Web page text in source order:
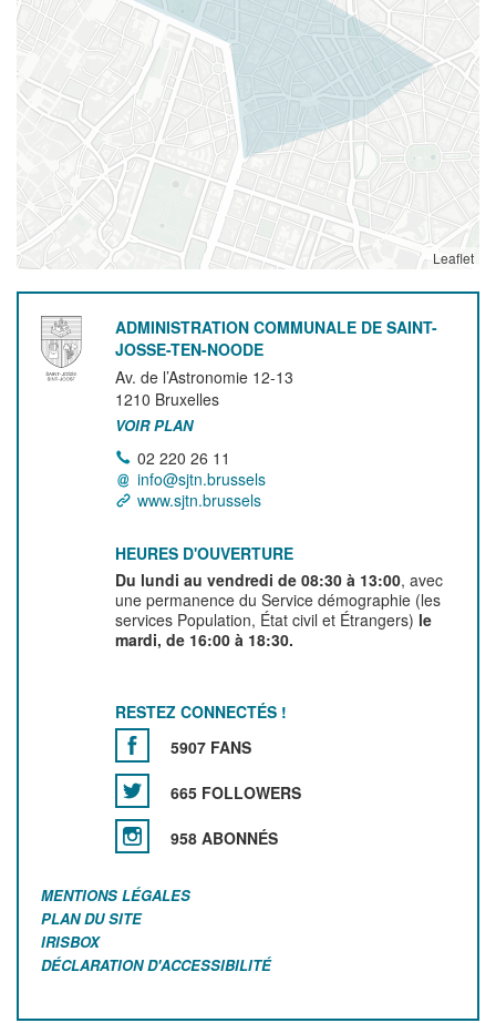
Leaflet
ADMINISTRATION COMMUNALE DE SAINT-
JOSSE-TEN-NOODE
Av. de l’Astronomie 12-13
1210 Bruxelles
VOIR PLAN
02 220 26 11
info@sjtn.brussels
www.sjtn.brussels
HEURES D'OUVERTURE
Du lundi au vendredi de 08:30 à 13:00, avec
une permanence du Service démographie (les
services Population, État civil et Étrangers) le
mardi, de 16:00 à 18:30.
RESTEZ CONNECTÉS !
5907 FANS
665 FOLLOWERS
958 ABONNÉS
MENTIONS LÉGALES
PLAN DU SITE
IRISBOX
DÉCLARATION D'ACCESSIBILITÉ